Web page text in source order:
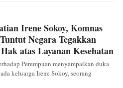
Irene Sokoy, Komnas
Negara Tegakkan
atas Layanan Kesehatan
Perempuan menyampaikan duka
keluarga Irene Sokoy, seorang